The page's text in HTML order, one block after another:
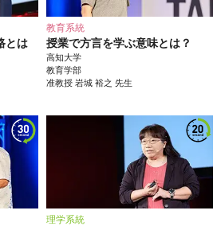
とは
教育系統
授業で方言を学ぶ意味とは？
高知大学
教育学部
准教授 岩城 裕之 先生
理学系統